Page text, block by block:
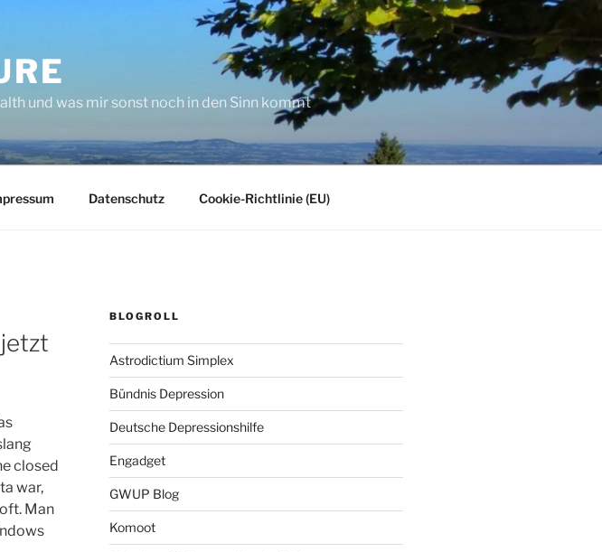
und was mir sonst noch in den Sinn kommt
Datenschutz Cookie-Richtlinie (EU)
closed
war,
Man
BLOGROLL
Astrodictium Simplex
Bündnis Depression
Deutsche Depressionshilfe
Engadget
GWUP Blog
Komoot